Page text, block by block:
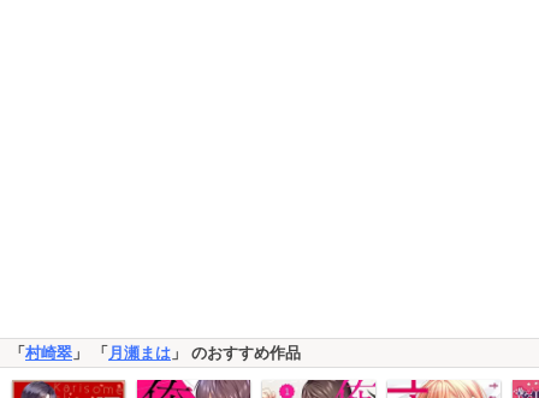
「村崎翠 」 「月瀬まは 」 のおすすめ作品